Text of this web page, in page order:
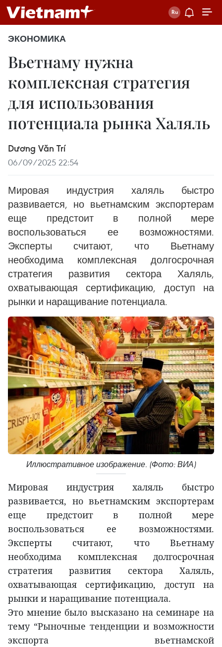
ЭКОНОМИКА
Вьетнаму нужна
комплексная стратегия
для использования
потенциала рынка Халяль
Dương Văn Trí
06/09/2025 22:54
Мировая индустрия халяль быстро
развивается, но вьетнамским экспортерам
еще предстоит в полной мере
воспользоваться ее возможностями.
Эксперты считают, что Вьетнаму
необходима комплексная долгосрочная
стратегия развития сектора Халяль,
охватывающая сертификацию, доступ на
рынки и наращивание потенциала.
Иллюстративное изображение. (Фото: ВИА)
Мировая индустрия халяль быстро
развивается, но вьетнамским экспортерам
еще предстоит в полной мере
воспользоваться ее возможностями.
Эксперты считают, что Вьетнаму
необходима комплексная долгосрочная
стратегия развития сектора Халяль,
охватывающая сертификацию, доступ на
рынки и наращивание потенциала.
Это мнение было высказано на семинаре на
тему “Рыночные тенденции и возможности
экспорта вьетнамской